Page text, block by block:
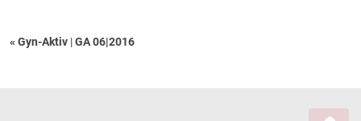
« Gyn-Aktiv |GA 06|2016